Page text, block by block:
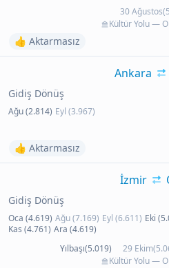
30
Kültür Yolu —
👍 Aktarmasız
Ankara
Gidiş Dönüş
Ağu (2.814) Eyl (3.967)
👍 Aktarmasız
İzmir
Gidiş Dönüş
Oca (4.619) Ağu (7.169) Eyl (6.611) Eki
Kas (4.761) Ara (4.619)
Yılbaşı(5.019)
29
Kültür Yolu —